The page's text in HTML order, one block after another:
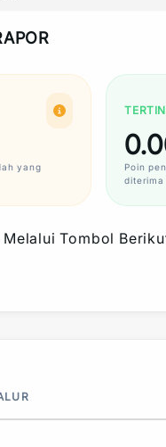
yang
Poin
diterima
Tombol